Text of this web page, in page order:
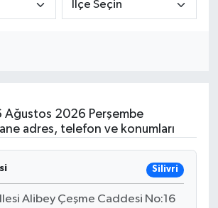
Ağustos 2026 Perşembe
adres, telefon ve konumları
Silivri
Alibey Çeşme Caddesi No:16